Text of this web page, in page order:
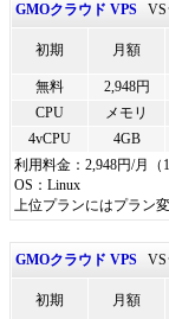
GMOクラウド VPS VS
初期 月額
無料 2,948円
CPU
メモリ
4vCPU
4GB
利用料金：2,948円/月（
OS：Linux
上位プランにはプラン
GMOクラウド VPS VS
初期 月額